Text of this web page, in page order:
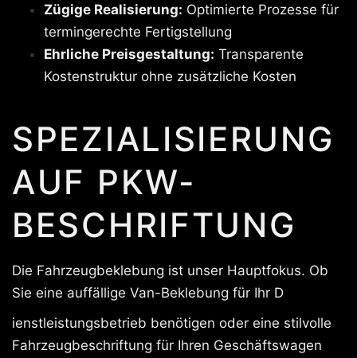
Zügige Realisierung: Optimierte Prozesse für
termingerechte Fertigstellung
Ehrliche Preisgestaltung: Transparente
Kostenstruktur ohne zusätzliche Kosten
SPEZIALISIERUNG
AUF PKW-
BESCHRIFTUNG
Die Fahrzeugbeklebung ist unser Hauptfokus. Ob
Sie eine auffällige Van-Beklebung für Ihr D
ienstleistungsbetrieb benötigen oder eine stilvolle
Fahrzeugbeschriftung für Ihren Geschäftswagen